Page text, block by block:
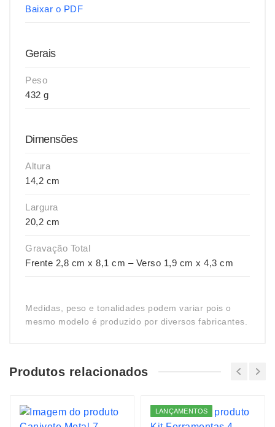
Baixar o PDF
Gerais
Peso
432 g
Dimensões
Altura
14,2 cm
Largura
20,2 cm
Gravação Total
Frente 2,8 cm x 8,1 cm – Verso 1,9 cm x 4,3 cm
Medidas, peso e tonalidades podem variar pois o
mesmo modelo é produzido por diversos fabricantes.
Produtos relacionados
LANÇAMENTOS